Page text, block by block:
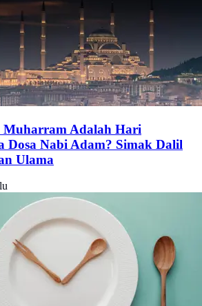
Muharram Adalah Hari
Dosa Nabi Adam? Simak Dalil
Ulama